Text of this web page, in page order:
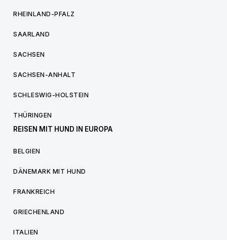
RHEINLAND-PFALZ
SAARLAND
SACHSEN
SACHSEN-ANHALT
SCHLESWIG-HOLSTEIN
THÜRINGEN
REISEN MIT HUND IN EUROPA
BELGIEN
DÄNEMARK MIT HUND
FRANKREICH
GRIECHENLAND
ITALIEN